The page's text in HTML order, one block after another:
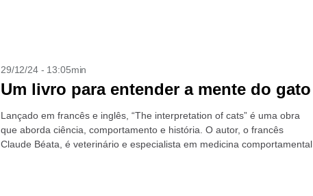
29/12/24 - 13:05min
Um livro para entender a mente do gato
Lançado em francês e inglês, “The interpretation of cats” é uma obra
que aborda ciência, comportamento e história. O autor, o francês
Claude Béata, é veterinário e especialista em medicina comportamental